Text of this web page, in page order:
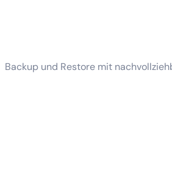
Backup und Restore mit